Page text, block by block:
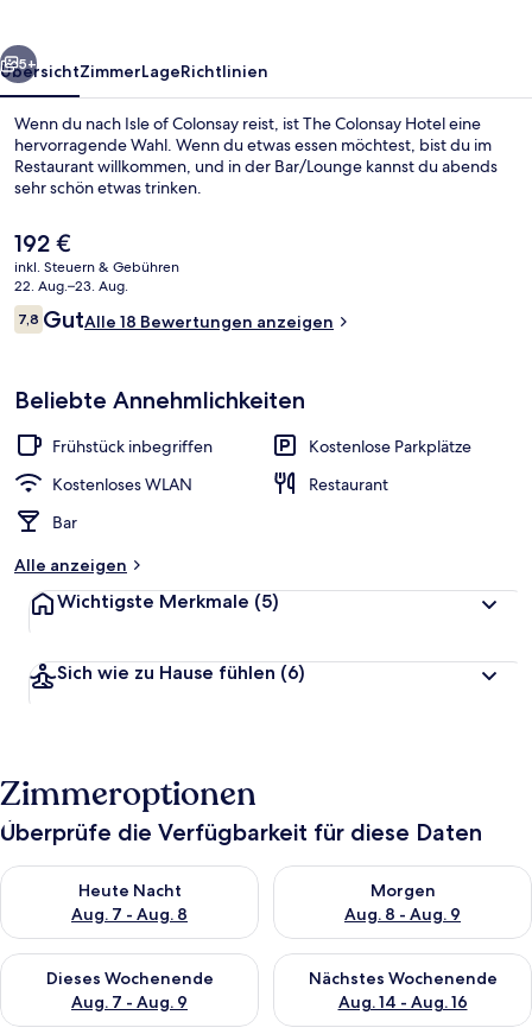
Innenbereich
Weiter
5+
ÜbersichtZimmerLageRichtlinien
Wenn du nach Isle of Colonsay reist, ist The Colonsay Hotel eine
hervorragende Wahl. Wenn du etwas essen möchtest, bist du im
Restaurant willkommen, und in der Bar/Lounge kannst du abends
sehr schön etwas trinken.
Der
aktuelle
Preis
beträgt
192 €.
192 €
inkl. Steuern & Gebühren
22. Aug.–23. Aug.
Bewertungen
7,87,8 von 10.
GutAlle 18 Bewertungen anzeigen
Beliebte Annehmlichkeiten
Frühstück inbegriffen
Kostenlose Parkplätze
Kostenloses WLAN
Restaurant
Bar
Alle anzeigen
Wichtigste Merkmale (5)
Sich wie zu Hause fühlen (6)
Zimmeroptionen
Überprüfe die Verfügbarkeit für diese Daten
Heute Nacht
Aug. 7 - Aug. 8
Überprüfe die Verfügbarkeit für heute Nacht, Aug. 7 - Aug. 8.
Morgen
Aug. 8 - Aug. 9
Überprüfe die Verfügbarkeit
Dieses Wochenende
Aug. 7 - Aug. 9
Überprüfe die Verfügbarkeit für dieses Wochenende, Aug. 7
Nächstes Wochenende
Aug. 14 - Aug. 16
Überprüfe die Verfügbarkeit